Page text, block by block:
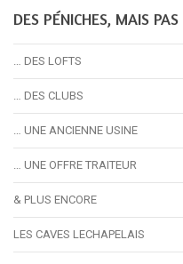
DES PÉNICHES, MAIS
… DES LOFTS
… DES CLUBS
… UNE ANCIENNE USINE
… UNE OFFRE TRAITEUR
& PLUS ENCORE
LES CAVES LECHAPELAIS